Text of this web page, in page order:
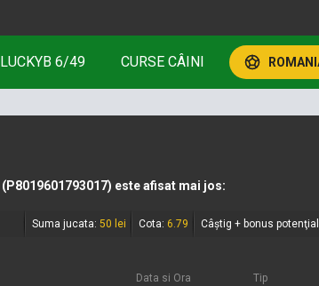
LUCKYB 6/49 CURSE CÂINI
(P8019601793017) este afisat mai jos:
Câștig + bonus
Cota: 6.79
Suma jucata: 50 lei
Data si Ora Tip